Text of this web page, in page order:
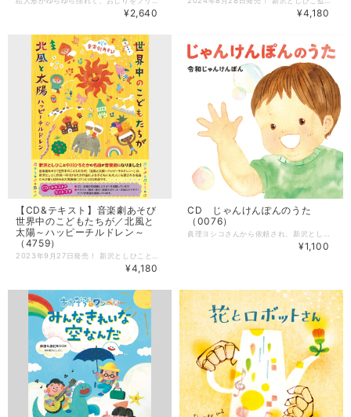
¥2,640 ¥4,180
【CD&テキスト】音楽劇あそび
世界中のこどもたちが／北風と
太陽～ハッピーチルドレン～
（4759）
¥4,180
CD じゃんけんぽんのうた
（0076）
¥1,100